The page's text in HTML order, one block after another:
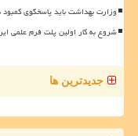
وزارت بهداشت باید پاسخگوی کمبود
شروع به کار اولین پلت فرم علمی
جدیدترین ها